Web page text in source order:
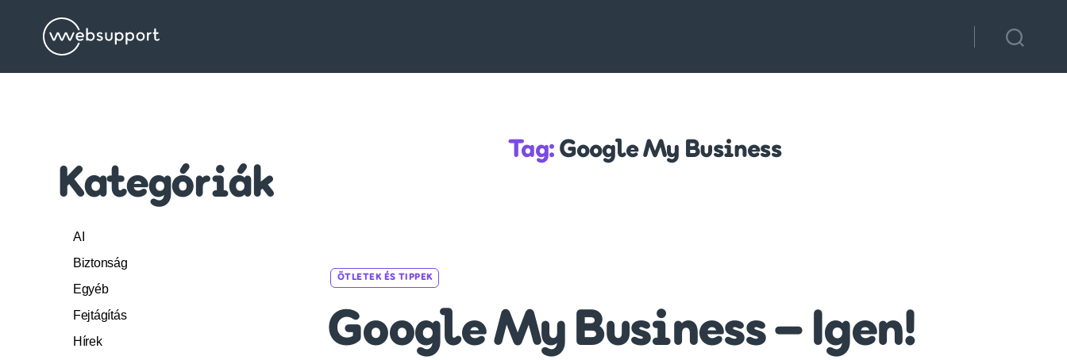
Websupport.hu
Kategóriák
AI
Biztonság
Egyéb
Fejtágítás
Hírek
Tag: Google My Business
ÖTLETEK ÉS TIPPEK
Google My Business – Igen!